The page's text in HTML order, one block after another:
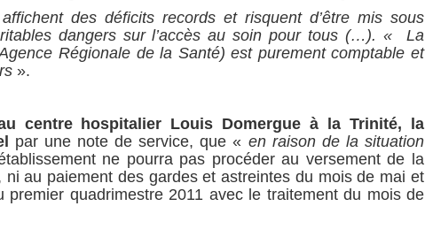
des déficits records et risquent d’être mis sous
dangers sur l’accès au soin pour tous (…). « La
Régionale de la Santé) est purement comptable et
».
centre hospitalier Louis Domergue à la Trinité, la
par une note de service, que « en raison de la situation
ne pourra pas procéder au versement de la
ni au paiement des gardes et astreintes du mois de mai et
quadrimestre 2011 avec le traitement du mois de